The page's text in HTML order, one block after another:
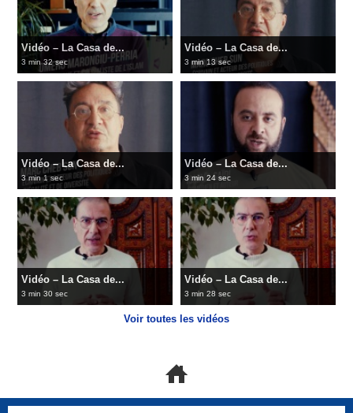
Vidéo – La Casa de...
3 min 32 sec
Vidéo – La Casa de...
3 min 13 sec
Vidéo – La Casa de...
3 min 1 sec
Vidéo – La Casa de...
3 min 24 sec
Vidéo – La Casa de...
3 min 30 sec
Vidéo – La Casa de...
3 min 28 sec
Voir toutes les vidéos